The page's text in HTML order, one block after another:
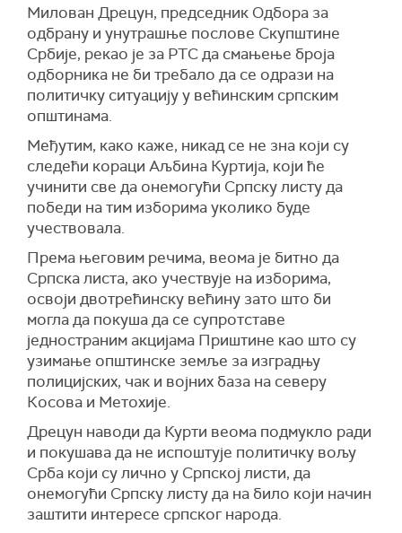
Милован Дрецун, председник Одбора за
одбрану и унутрашње послове Скупштине
Србије, рекао је за РТС да смањење броја
одборника не би требало да се одрази на
политичку ситуацију у већинским српским
општинама.
Међутим, како каже, никад се не зна који су
следећи кораци Аљбина Куртија, који ће
учинити све да онемогући Српску листу да
победи на тим изборима уколико буде
учествовала.
Према његовим речима, веома је битно да
Српска листа, ако учествује на изборима,
освоји двотрећинску већину зато што би
могла да покуша да се супротставе
једностраним акцијама Приштине као што су
узимање општинске земље за изградњу
полицијских, чак и војних база на северу
Косова и Метохије.
Дрецун наводи да Курти веома подмукло ради
и покушава да не испоштује политичку вољу
Срба који су лично у Српској листи, да
онемогући Српску листу да на било који начин
заштити интересе српског народа.